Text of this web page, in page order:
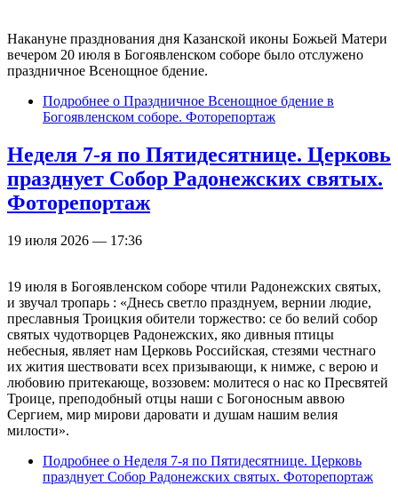
Накануне празднования дня Казанской иконы Божьей Матери
вечером 20 июля в Богоявленском соборе было отслужено
праздничное Всенощное бдение.
Подробнее о Праздничное Всенощное бдение в
Богоявленском соборе. Фоторепортаж
Неделя 7-я по Пятидесятнице. Церковь
празднует Собор Радонежских святых.
Фоторепортаж
19 июля 2026 — 17:36
19 июля в Богоявленском соборе чтили Радонежских святых,
и звучал тропарь : «Днесь светло празднуем, вернии людие,
преславныя Троицкия обители торжество: се бо велий собор
святых чудотворцев Радонежских, яко дивныя птицы
небесныя, являет нам Церковь Российская, стезями честнаго
их жития шествовати всех призывающи, к нимже, с верою и
любовию притекающе, воззовем: молитеся о нас ко Пресвятей
Троице, преподобный отцы наши с Богоносным аввою
Сергием, мир мирови даровати и душам нашим велия
милости».
Подробнее о Неделя 7-я по Пятидесятнице. Церковь
празднует Собор Радонежских святых. Фоторепортаж